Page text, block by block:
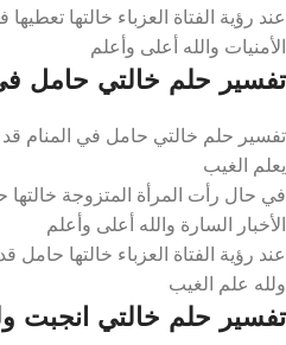
عند رؤية الفتاة العزباء خالتها
الأمنيات والله أعلى وأعلم
تفسير حلم خالتي حامل
تفسير حلم خالتي حامل في المنام قد
يعلم الغيب
في حال رأت المرأة المتزوجة
الأخبار السارة والله أعلى وأعلم
عند رؤية الفتاة العزباء خالتها
ولله علم الغيب
تفسير حلم خالتي انجبت